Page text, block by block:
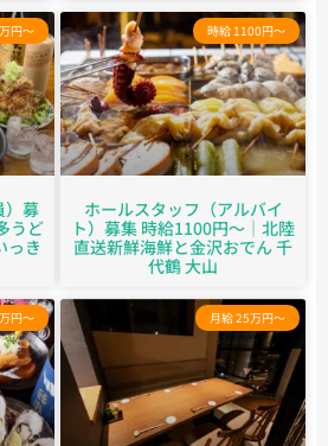
円～
）募
うど
っき
時給 1100円～
ホールスタッフ（アルバイ
ト）募集 時給1100円～｜北陸
直送新鮮海鮮と金沢おでん 千
代鶴 大山
円～ 月給 25万円～